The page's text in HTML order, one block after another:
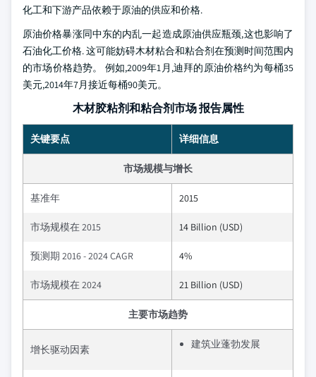
化工和下游产品依赖于原油的供应和价格.
原油价格暴涨同中东的内乱一起造成原油供应瓶颈,这也影响了
石油化工价格. 这可能妨碍木材粘合和粘合剂在预测时间范围内
的市场价格趋势。 例如,2009年1月,迪拜的原油价格约为每桶35
美元,2014年7月接近每桶90美元。
木材胶粘剂和粘合剂市场 报告属性
关键要点 详细信息
市场规模与增长
基准年 2015
市场规模在 2015 14 Billion (USD)
预测期 2016 - 2024 CAGR 4%
市场规模在 2024 21 Billion (USD)
主要市场趋势
增长驱动因素 建筑业蓬勃发展